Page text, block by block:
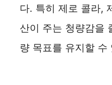
다. 특히 제로 콜라,
산이 주는 청량감을
량 목표를 유지할 수